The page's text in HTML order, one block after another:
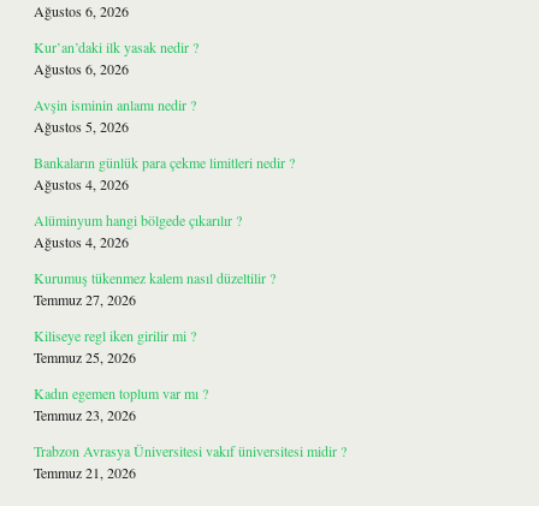
Ağustos 6, 2026
Kur’an’daki ilk yasak nedir ?
Ağustos 6, 2026
Avşin isminin anlamı nedir ?
Ağustos 5, 2026
Bankaların günlük para çekme limitleri nedir ?
Ağustos 4, 2026
Alüminyum hangi bölgede çıkarılır ?
Ağustos 4, 2026
Kurumuş tükenmez kalem nasıl düzeltilir ?
Temmuz 27, 2026
Kiliseye regl iken girilir mi ?
Temmuz 25, 2026
Kadın egemen toplum var mı ?
Temmuz 23, 2026
Trabzon Avrasya Üniversitesi vakıf üniversitesi midir ?
Temmuz 21, 2026